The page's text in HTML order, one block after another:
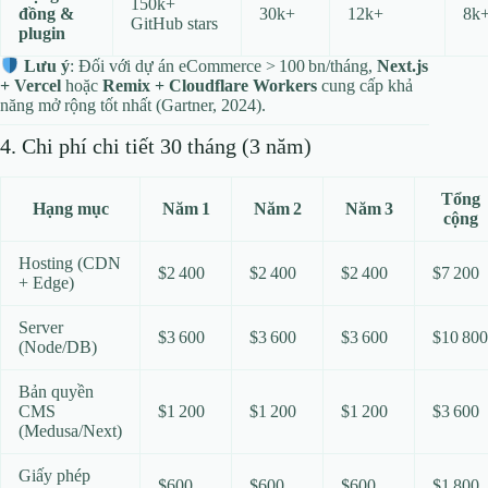
đồng &
plugin
150k+
GitHub stars
30k+ 12k+
Lưu ý: Đối với dự án eCommerce > 100 bn/tháng,Next.js
+ Vercel hoặc Remix + Cloudflare Workers cung cấp khả
năng mở rộng tốt nhất (Gartner, 2024).
4. Chi phí chi tiết 30 tháng (3 năm)
Hạng mục Năm 1 Năm 2 Năm 3
Tổng
cộng
Hosting (CDN
+ Edge)
$2 400 $2 400 $2 400 $7 200
Server
(Node/DB)
$3 600 $3 600 $3 600 $10 800
Bản quyền
CMS
(Medusa/Next)
$1 200 $1 200 $1 200 $3 600
Giấy phép